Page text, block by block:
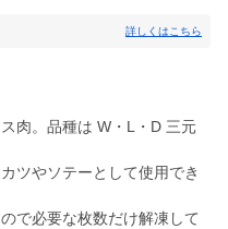
詳しくはこちら
肉。品種は W・L・D 三元
ツやソテーとして使用でき
で必要な枚数だけ解凍して